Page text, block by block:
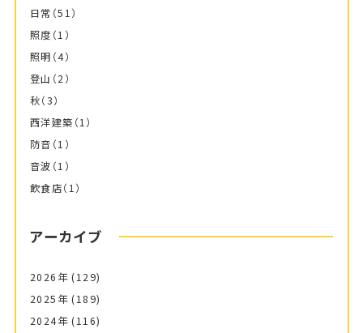
日常 （51）
照度 （1）
照明 （4）
登山 （2）
秋（3）
西洋建築 （1）
防音 （1）
音波 （1）
飲食店（1）
アーカイブ
2026年 (129)
2025年 (189)
2024年 (116)